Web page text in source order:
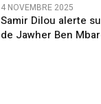
4 NOVEMBRE 2025
Samir Dilou alerte
de Jawher Ben